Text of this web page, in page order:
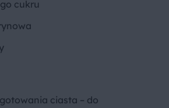
cukru
ciasta – do